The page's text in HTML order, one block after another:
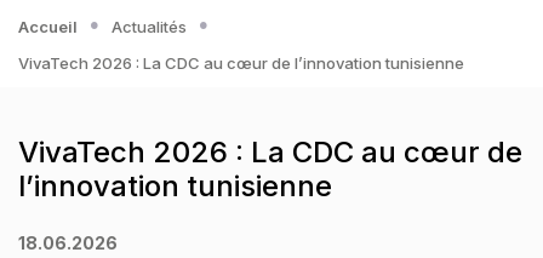
Accueil
Actualités
VivaTech 2026 : La CDC au cœur de l’innovation tunisienne
VivaTech 2026 : La CDC au cœur de
l’innovation tunisienne
18.06.2026